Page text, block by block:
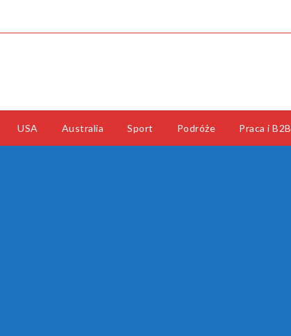
USA Australia Sport Podróże Praca i B2B